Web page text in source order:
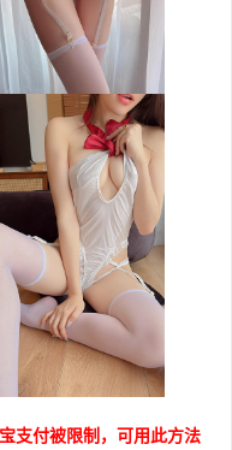
支付被限制，可用此方法